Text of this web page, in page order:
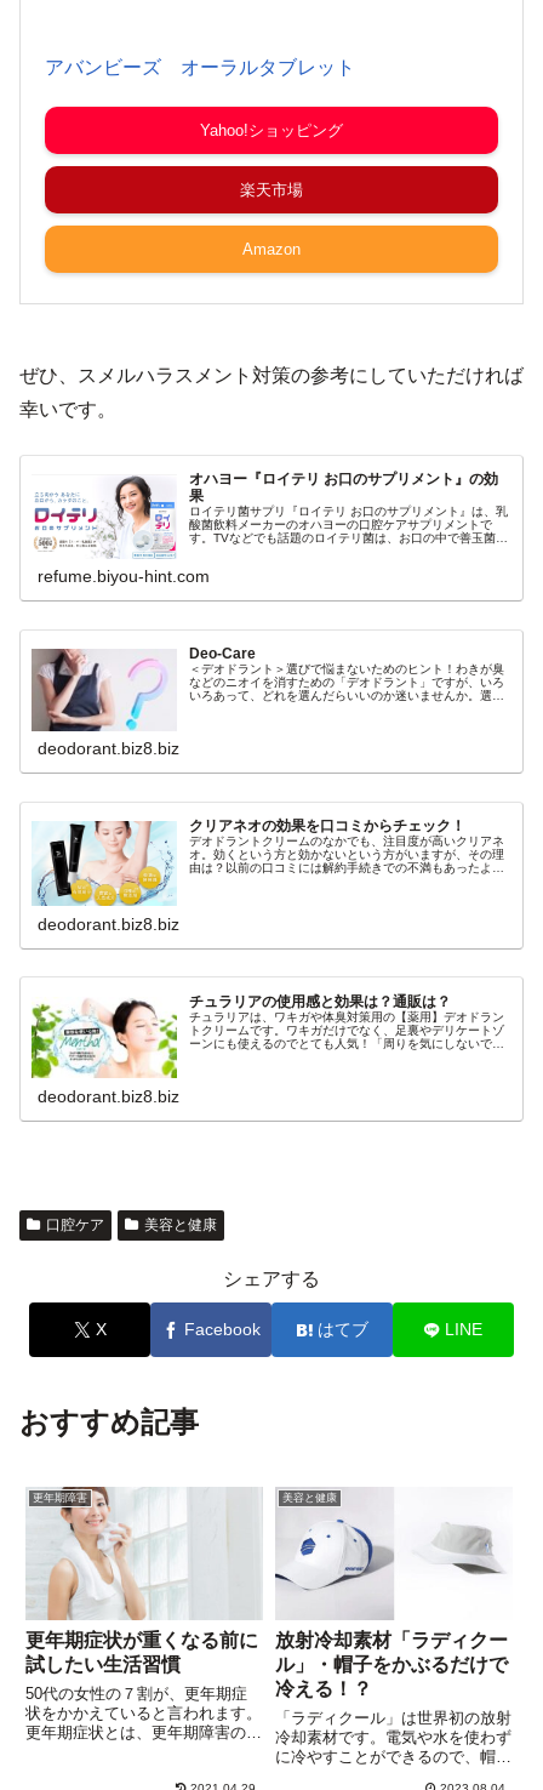
アバンビーズ オーラルタブレット
Yahoo!ショッピング
楽天市場
Amazon
ぜひ、スメルハラスメント対策の参考にしていただければ
幸いです。
オハヨー『ロイテリ お口のサプリメント』の効
果
ロイテリ菌サプリ『ロイテリ お口のサプリメント』は、乳
酸菌飲料メーカーのオハヨーの口腔ケアサプリメントで
す。TVなどでも話題のロイテリ菌は、お口の中で善玉菌や
refume.biyou-hint.com
Deo-Care
＜デオドラント＞選びで悩まないためのヒント！わきが臭
などのニオイを消すための「デオドラント」ですが、いろ
いろあって、どれを選んだらいいのか迷いませんか。選び
deodorant.biz8.biz
クリアネオの効果を口コミからチェック！
デオドラントクリームのなかでも、注目度が高いクリアネ
オ。効くという方と効かないという方がいますが、その理
由は？以前の口コミには解約手続きでの不満もあったよう
deodorant.biz8.biz
チュラリアの使用感と効果は？通販は？
チュラリアは、ワキガや体臭対策用の【薬用】デオドラン
トクリームです。ワキガだけでなく、足裏やデリケートゾ
ーンにも使えるのでとても人気！「周りを気にしないで靴
deodorant.biz8.biz
口腔ケア 美容と健康
シェアする
X Facebook はてブ LINE
おすすめ記事
更年期障害
更年期症状が重くなる前に
試したい生活習慣
50代の女性の７割が、更年期症
状をかかえていると言われます。
更年期症状とは、更年期障害のよ
美容と健康
放射冷却素材「ラディクー
ル」・帽子をかぶるだけで
冷える！？
「ラディクール」は世界初の放射
冷却素材です。電気や水を使わず
に冷やすことができるので、帽子